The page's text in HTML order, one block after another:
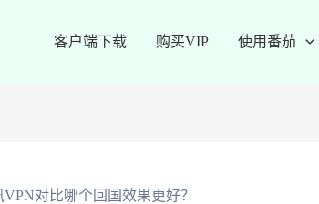
客户端下载 购买VIP 使用番茄
对比哪个回国效果更好？